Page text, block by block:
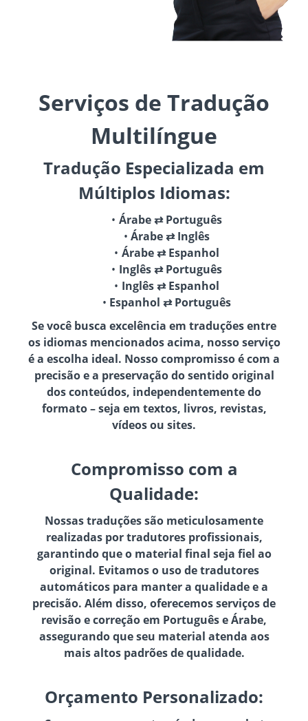
Serviços de Tradução
Multilíngue
Tradução Especializada em
Múltiplos Idiomas:
Árabe ⇄ Português
Árabe ⇄ Inglês
Árabe ⇄ Espanhol
Inglês ⇄ Português
Inglês ⇄ Espanhol
Espanhol ⇄ Português
Se você busca excelência em traduções entre
os idiomas mencionados acima, nosso serviço
é a escolha ideal. Nosso compromisso é com a
precisão e a preservação do sentido original
dos conteúdos, independentemente do
formato – seja em textos, livros, revistas,
vídeos ou sites.
Compromisso com a
Qualidade:
Nossas traduções são meticulosamente
realizadas por tradutores profissionais,
garantindo que o material final seja fiel ao
original. Evitamos o uso de tradutores
automáticos para manter a qualidade e a
precisão. Além disso, oferecemos serviços de
revisão e correção em Português e Árabe,
assegurando que seu material atenda aos
mais altos padrões de qualidade.
Orçamento Personalizado: